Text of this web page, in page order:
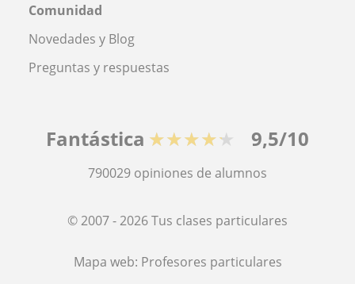
Comunidad
Novedades y Blog
Preguntas y respuestas
Fantástica ★★★★★ 9,5/10
790029 opiniones de alumnos
© 2007 - 2026 Tus clases particulares
Mapa web: Profesores particulares